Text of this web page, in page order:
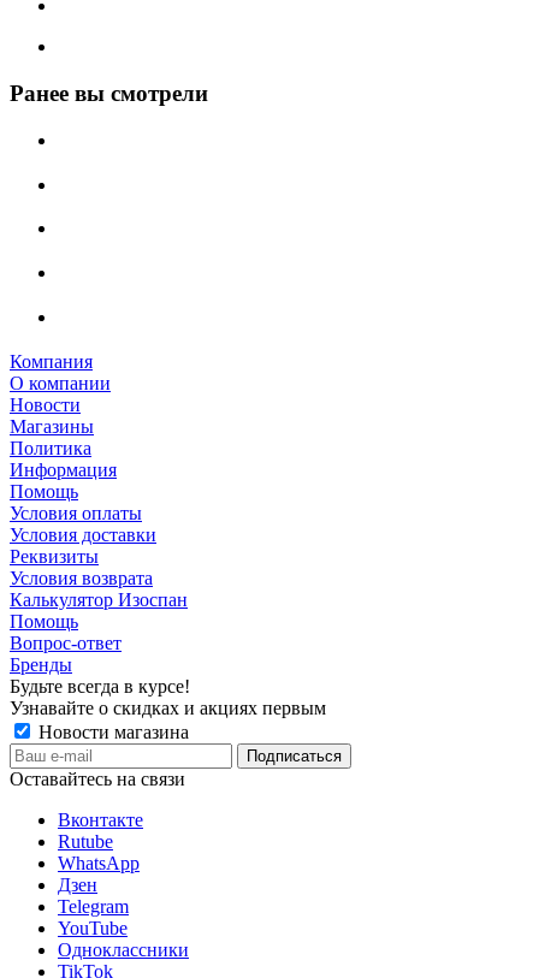
Ранее вы смотрели
Компания
О компании
Новости
Магазины
Политика
Информация
Помощь
Условия оплаты
Условия доставки
Реквизиты
Условия возврата
Калькулятор Изоспан
Помощь
Вопрос-ответ
Бренды
Будьте всегда в курсе!
Узнавайте о скидках и акциях первым
Новости магазина
Оставайтесь на связи
Вконтакте
Rutube
WhatsApp
Дзен
Telegram
YouTube
Одноклассники
TikTok